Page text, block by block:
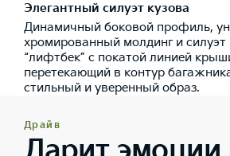
Элегантный силуэт кузова
Динамичный боковой профиль,
хромированный молдинг и силуэт
“лифтбек” с покатой линией
перетекающий в контур
стильный и уверенный образ.
Драйв